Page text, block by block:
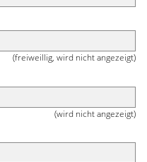
(freiweillig, wird nicht angezeigt)
(wird nicht angezeigt)